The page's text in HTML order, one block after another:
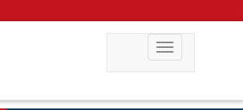
Toggle